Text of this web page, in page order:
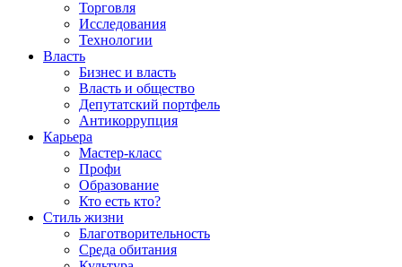
Торговля
Исследования
Технологии
Власть
Бизнес и власть
Власть и общество
Депутатский портфель
Антикоррупция
Карьера
Мастер-класс
Профи
Образование
Кто есть кто?
Стиль жизни
Благотворительность
Среда обитания